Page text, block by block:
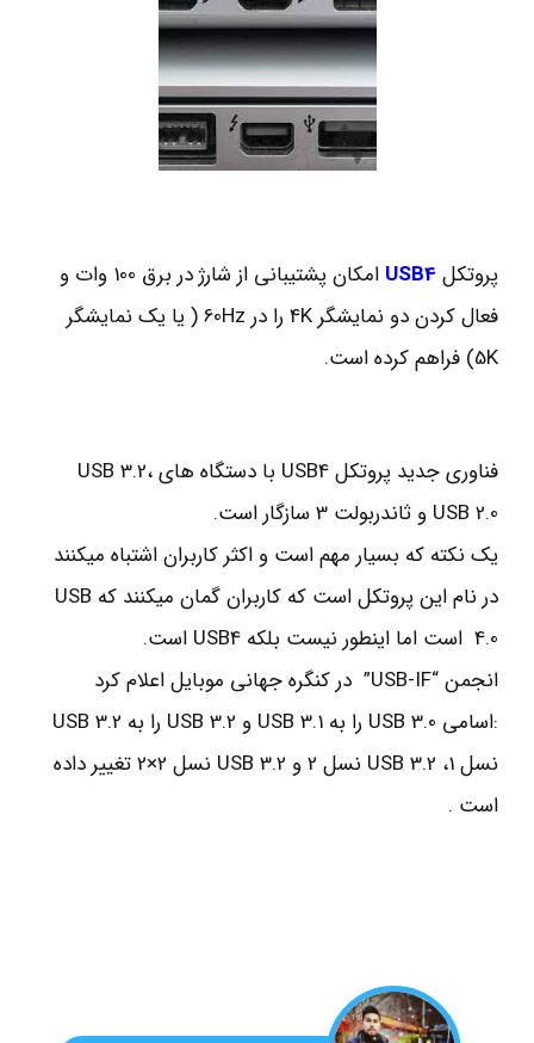
پروتکلUSB4
امکان پشتیبانی از شارژ در برق 100 وات و
فعال کردن دو نمایشگر 4K را در 60Hz ( یا یک نمایشگر
5K) فراهم کرده است.
فناوری جدید پروتکل USB4 با دستگاه های USB 3.2،
USB 2.0 و ثاندربولت 3 سازگار است.
یک نکته که بسیار مهم است و اکثر کاربران اشتباه میکنند
در نام این پروتکل است که کاربران گمان میکنند که USB
4.0 است اما اینطور نیست بلکه USB4 است.
انجمن “USB-IF” در کنگره جهانی موبایل اعلام کرد
:اسامی USB 3.0 را به USB 3.1 و USB 3.2 را به USB 3.2
نسل 1، USB 3.2 نسل 2 و USB 3.2 نسل 2×2 تغییر داده
است .